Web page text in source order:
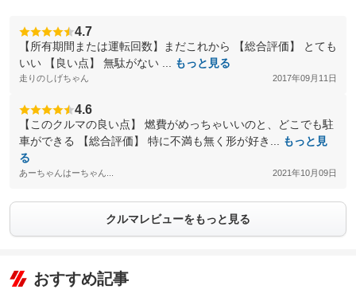
4.7
【所有期間または運転回数】まだこれから 【総合評価】 とても
いい 【良い点】 無駄がない ...
もっと見る
走りのしげちゃん 2017年09月11日
4.6
【このクルマの良い点】 燃費がめっちゃいいのと、どこでも駐
車ができる 【総合評価】 特に不満も無く形が好き...
もっと見
る
あーちゃんはーちゃん... 2021年10月09日
クルマレビューをもっと見る
おすすめ記事